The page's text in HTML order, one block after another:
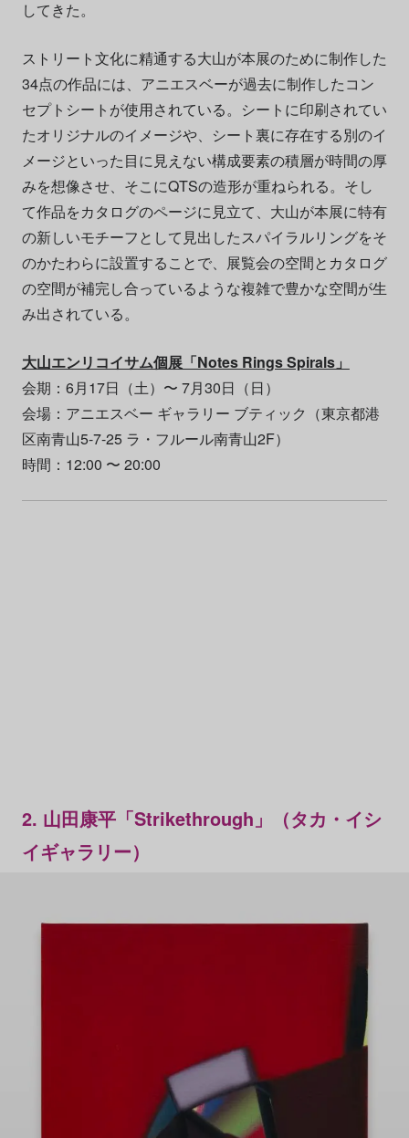
してきた。
ストリート文化に精通する大山が本展のために制作した
34点の作品には、アニエスベーが過去に制作したコン
セプトシートが使用されている。シートに印刷されてい
たオリジナルのイメージや、シート裏に存在する別のイ
メージといった目に見えない構成要素の積層が時間の厚
みを想像させ、そこにQTSの造形が重ねられる。そし
て作品をカタログのページに見立て、大山が本展に特有
の新しいモチーフとして見出したスパイラルリングをそ
のかたわらに設置することで、展覧会の空間とカタログ
の空間が補完し合っているような複雑で豊かな空間が生
み出されている。
大山エンリコイサム個展「Notes Rings Spirals」
会期：6月17日（土）〜 7月30日（日）
会場：アニエスベー ギャラリー ブティック（東京都港
区南青山5-7-25 ラ・フルール南青山2F）
時間：12:00 〜 20:00
2. 山田康平「Strikethrough」（タカ・イシ
イギャラリー）